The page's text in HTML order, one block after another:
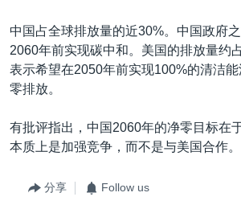
中国占全球排放量的近30%。中国政府
2060年前实现碳中和。美国的排放量约
表示希望在2050年前实现100%的清洁
零排放。
有批评指出，中国2060年的净零目标在
本质上是加强竞争，而不是与美国合作。
分享 Follow us